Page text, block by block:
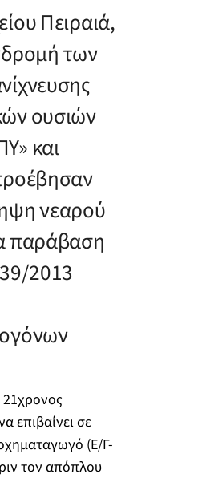
Πειραιά,
των
ουσιών
και
νεαρού
παράβαση
2013
21χρονος
επιβαίνει σε
(Ε/Γ-
τον απόπλου